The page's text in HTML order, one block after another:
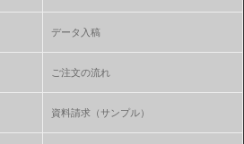
データ入稿
ご注文の流れ
資料請求（サンプル）